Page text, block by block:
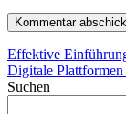
Effektive
Digitale
Suchen